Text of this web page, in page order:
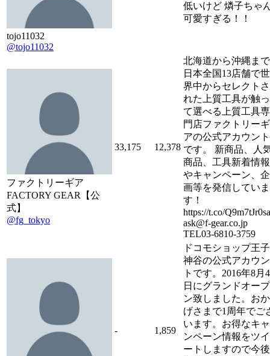
tojo11032
@tojo11032
低いけど 燐子ちゃ
可愛すぎる！！
ファクトリーギア
FACTORY GEAR【公
式】
@fg_tokyo
33,175 12,378
北海道から沖縄まで
日本全国13店舗で世
界中からセレクトさ
れた上質工具が触っ
て選べる上質工具専
門店ファクトリーギ
アの公式アカウント
です。 新商品、人
商品、工具新着情報
やキャンペーン、企
画等を発信していま
す！
https://t.co/Q9m7tJr0sa
ask@f-gear.co.jp
TEL03-6810-3759
- 1,859
ドコモショップ王子
神谷の公式アカウン
トです。2016年8月4
日にグランドオープ
ン致しました。おか
げさまで1周年でご
います。お得なキャ
ンペーン情報をツイ
ートしますので今後